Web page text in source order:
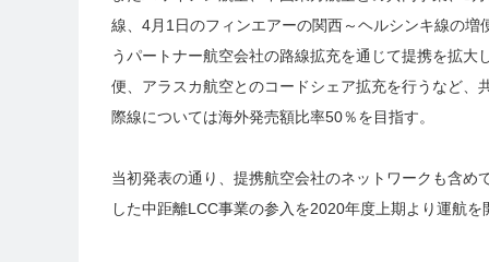
線、4月1日のフィンエアーの関西～ヘルシンキ線の
うパートナー航空会社の路線拡充を通じて提携を拡
便、アラスカ航空とのコードシェア拡充を行うなど
際線については海外発売額比率50％を目指す。
当初発表の通り、提携航空会社のネットワークも含
した中距離LCC事業の参入を2020年度上期より運航